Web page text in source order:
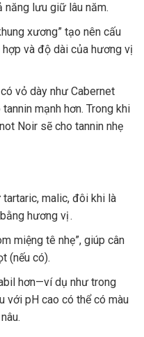
năng lưu giữ lâu năm.
xương” tạo nên cấu
và độ dài của hương vị
vỏ dày như Cabernet
mạnh hơn. Trong khi
Noir sẽ cho tannin nhẹ
malic, đôi khi là
hương vị .
miệng tê nhẹ”, giúp cân
(nếu có).
hơn—ví dụ như trong
với pH cao có thể có màu